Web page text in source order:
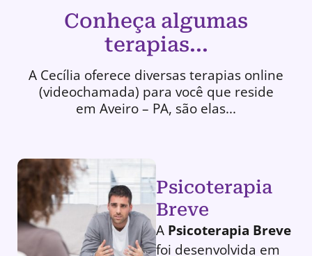
Conheça algumas
terapias...
A Cecília oferece diversas terapias online
(videochamada) para você que reside
em Aveiro – PA, são elas...
Psicoterapia
Breve
A Psicoterapia Breve
foi desenvolvida em